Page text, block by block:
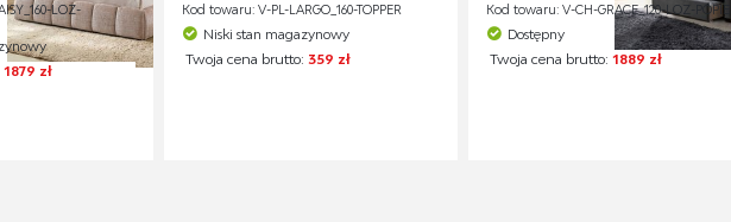
LOZ-
1879 zł
Kod towaru: V-PL-LARGO_160-TOPPER
Niski stan magazynowy
Twoja cena brutto: 359 zł
Kod towaru: V-CH-GRACE_120-LOZ-POPIEL
Dostępny
Twoja cena brutto: 1889 zł